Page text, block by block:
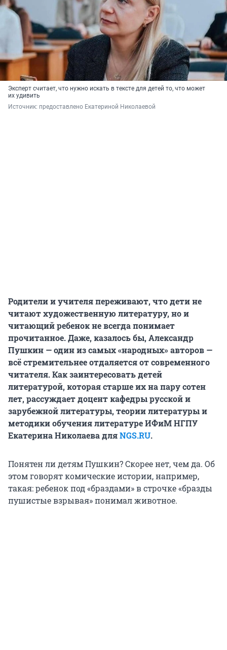
Эксперт считает, что нужно искать в тексте для детей то, что может
их удивить
Источник: предоставлено Екатериной Николаевой
Родители и учителя переживают, что дети не
читают художественную литературу, но и
читающий ребенок не всегда понимает
прочитанное. Даже, казалось бы, Александр
Пушкин — один из самых «народных» авторов —
всё стремительнее отдаляется от современного
читателя. Как заинтересовать детей
литературой, которая старше их на пару сотен
лет, рассуждает доцент кафедры русской и
зарубежной литературы, теории литературы и
методики обучения литературе ИФиМ НГПУ
Екатерина Николаева дляNGS.RU.
Понятен ли детям Пушкин? Скорее нет, чем да. Об
этом говорят комические истории, например,
такая: ребенок под «браздами» в строчке «бразды
пушистые взрывая» понимал животное.